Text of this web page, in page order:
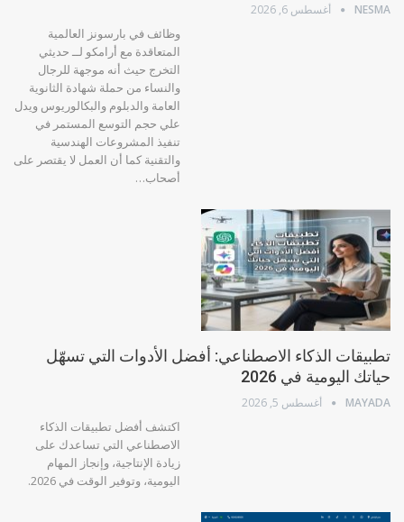
NESMA أغسطس 6, 2026
وظائف في بارسونز العالمية
المتعاقدة مع أرامكو لــ حديثي
التخرج حيث أنه موجهة للرجال
والنساء من حملة شهادة الثانوية
العامة والدبلوم والبكالوريوس ويدل
علي حجم التوسع المستمر في
تنفيذ المشروعات الهندسية
والتقنية كما أن العمل لا يقتصر على
أصحاب…
تطبيقات الذكاء الاصطناعي: أفضل الأدوات التي تسهّل
حياتك اليومية في 2026
MAYADA أغسطس 5, 2026
اكتشف أفضل تطبيقات الذكاء
الاصطناعي التي تساعدك على
زيادة الإنتاجية، وإنجاز المهام
اليومية، وتوفير الوقت في 2026.